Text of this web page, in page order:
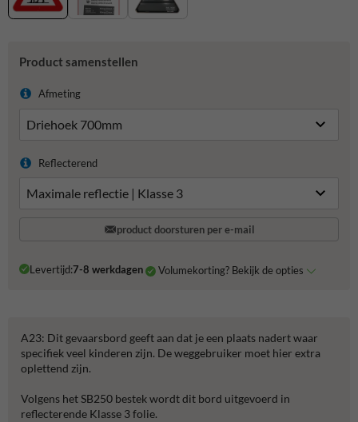
Product samenstellen
Afmeting
Reflecterend
product doorsturen per e-mail
Levertijd:7-8 werkdagen Volumekorting? Bekijk de opties
A23: Dit gevaarsbord geeft aan dat je een plaats nadert waar
specifiek veel kinderen zijn. De weggebruiker moet hier extra
oplettend zijn.
Volgens het SB250 bestek wordt dit bord uitgevoerd in
reflecterende Klasse 3 folie.